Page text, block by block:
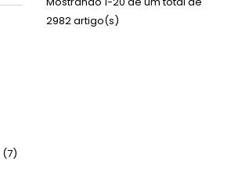
(7)
2982 artigo(s)